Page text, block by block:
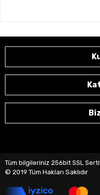
Tüm bilgileriniz 256bit SSL
© 2019 Tüm Hakları Saklıdır